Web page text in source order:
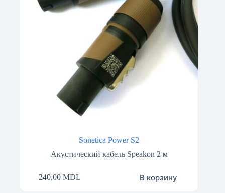
Sonetica Power S2
Акустический кабель Speakon 2 м
240,00 MDL В корзину